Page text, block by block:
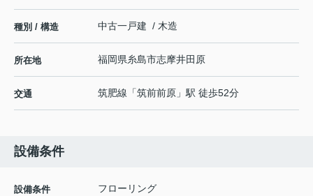
種別 / 構造 中古一戸建 / 木造
所在地 福岡県糸島市志摩井田原
交通 筑肥線 「筑前前原 」駅 徒歩52分
設備条件
設備条件
フローリング